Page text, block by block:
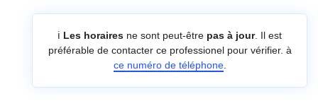
ℹ️ Les horaires ne sont peut-être pas à jour. Il est
préférable de contacter ce professionel pour vérifier. à
ce numéro de téléphone.